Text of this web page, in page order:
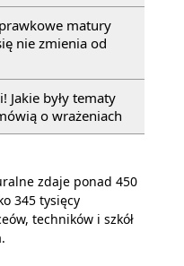
matury
nie zmienia od
Jakie były tematy
o wrażeniach
zdaje ponad 450
345 tysięcy
techników i szkół